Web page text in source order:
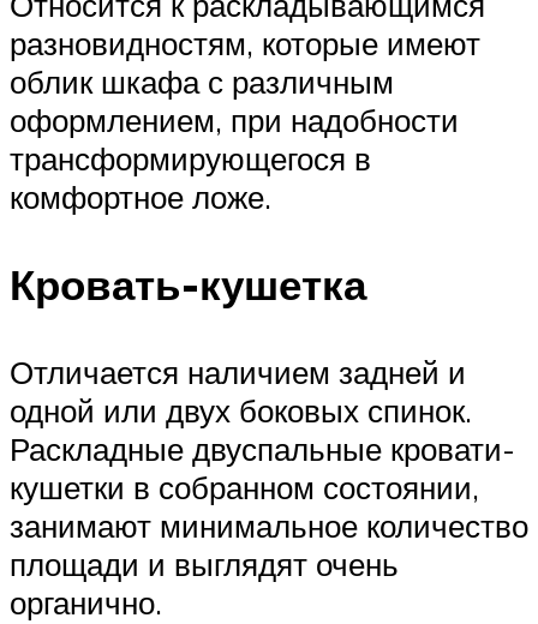
разновидностям, которые имеют
облик шкафа с различным
оформлением, при надобности
трансформирующегося в
комфортное ложе.
Кровать-кушетка
Отличается наличием задней и
одной или двух боковых спинок.
Раскладные двуспальные кровати-
кушетки в собранном состоянии,
занимают минимальное количество
площади и выглядят очень
органично.